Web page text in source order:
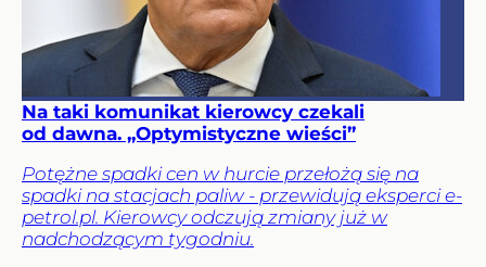
Na taki komunikat kierowcy czekali
od dawna. „Optymistyczne wieści”
Potężne spadki cen w hurcie przełożą się na
spadki na stacjach paliw - przewidują eksperci e-
petrol.pl. Kierowcy odczują zmiany już w
nadchodzącym tygodniu.